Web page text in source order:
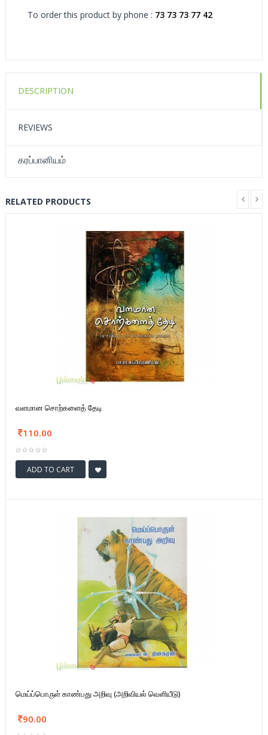
To order this product by phone : 73 73 73 77 42
DESCRIPTION
REVIEWS
கரப்பானியம்
RELATED PRODUCTS
வளமான சொற்களைத் தேடி
110.00
ADD TO CART
மெய்ப்பொருள் காண்பது அறிவு (அறிவியல் வெளியீடு)
90.00